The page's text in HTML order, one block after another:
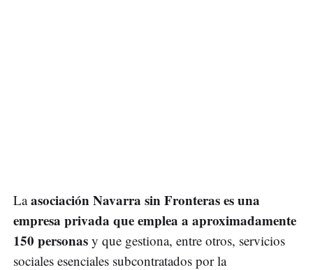
Laasociación Navarra sin Fronteras es una
empresa privada que emplea a aproximadamente
150 personas y que gestiona, entre otros, servicios
sociales esenciales subcontratados por la